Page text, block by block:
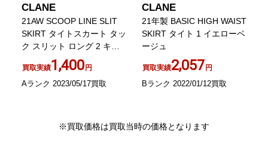
CLANE
21AW SCOOP LINE SLIT
SKIRT タイトスカート タッ
ク スリット ロング 2 キャ
買取実績1,400円
Aランク 2023/05/17買取
CLANE
21年製 BASIC HIGH WAIST
SKIRT タイト 1 イエローベ
ージュ
買取実績2,057円
Bランク 2022/01/12買取
※買取価格は買取当時の価格となります